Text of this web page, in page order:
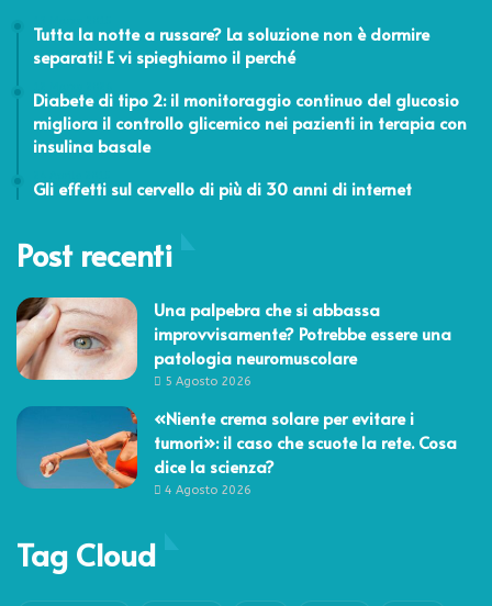
Tutta la notte a russare? La soluzione non è dormire
separati! E vi spieghiamo il perché
Diabete di tipo 2: il monitoraggio continuo del glucosio
migliora il controllo glicemico nei pazienti in terapia con
insulina basale
Gli effetti sul cervello di più di 30 anni di internet
Post recenti
Una palpebra che si abbassa
improvvisamente? Potrebbe essere una
patologia neuromuscolare
5 Agosto 2026
«Niente crema solare per evitare i
tumori»: il caso che scuote la rete. Cosa
dice la scienza?
4 Agosto 2026
Tag Cloud